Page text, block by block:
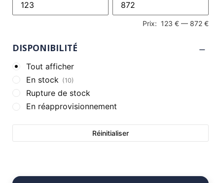
Prix: 123 € — 872 €
DISPONIBILITÉ
Tout afficher
En stock (10)
Rupture de stock
En réapprovisionnement
Réinitialiser